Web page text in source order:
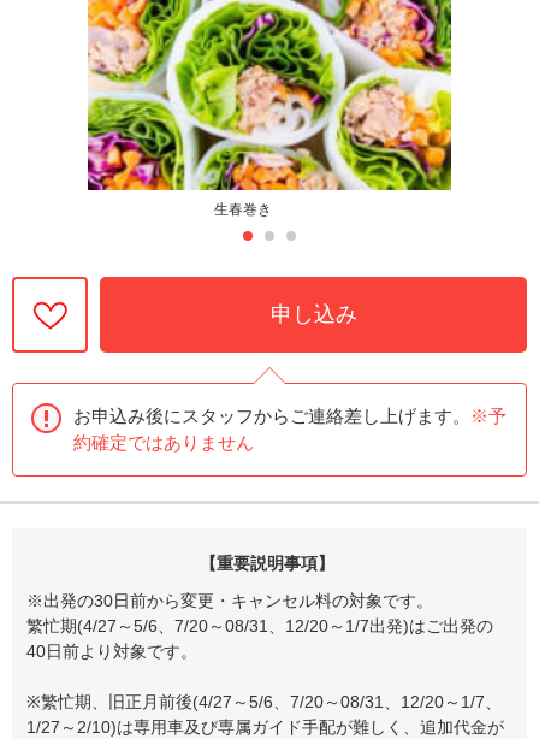
生春巻き
申し込み
お申込み後にスタッフからご連絡差し上げます。
※予
約確定ではありません
【重要説明事項】
※出発の30日前から変更・キャンセル料の対象です。
繁忙期(4/27～5/6、7/20～08/31、12/20～1/7出発)はご出発の
40日前より対象です。
※繁忙期、旧正月前後(4/27～5/6、7/20～08/31、12/20～1/7、
1/27～2/10)は専用車及び専属ガイド手配が難しく、追加代金が